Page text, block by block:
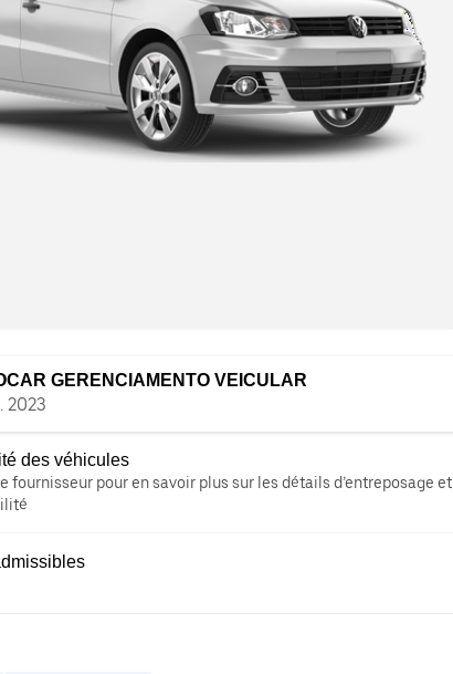
GERENCIAMENTO VEICULAR
des véhicules
fournisseur pour en savoir plus sur les détails d’entreposage et